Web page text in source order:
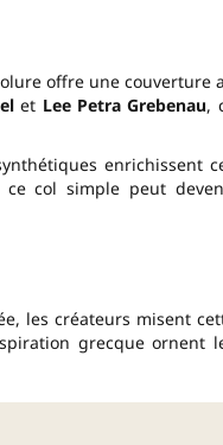
offre une couverture
et Lee Petra Grebenau,
enrichissent
ce col simple peut
les créateurs misent
grecque ornent